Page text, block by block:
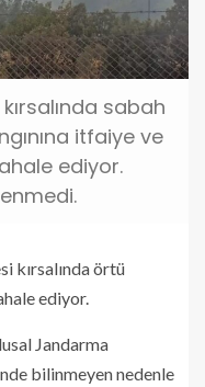
sabah
itfaiye ve
ediyor.
kırsalında örtü
ediyor.
Jandarma
bilinmeyen nedenle